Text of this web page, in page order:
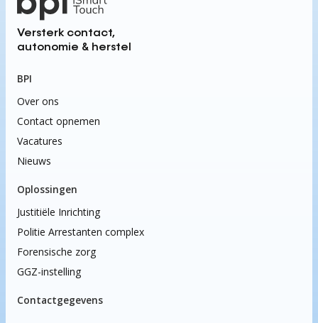
Versterk contact,
autonomie & herstel
BPI
Over ons
Contact opnemen
Vacatures
Nieuws
Oplossingen
Justitiële Inrichting
Politie Arrestanten complex
Forensische zorg
GGZ-instelling
Contactgegevens